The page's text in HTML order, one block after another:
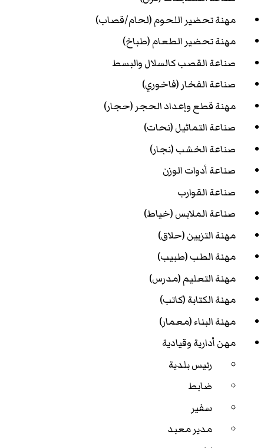
مهنة تحضير اللحوم (لحام/قصاب)
مهنة تحضير الطعام (طباخ)
صناعة القصب كالسلال والبسط
صناعة الفخار (فاخوري)
مهنة قطع وإعداد الحجر (حجار)
صناعة التماثيل (نحات)
صناعة الخشب (نجار)
صناعة أدوات الوزن
صناعة القوارب
صناعة الملابس (خياط)
مهنة التزيين (حلاق)
مهنة الطب (طبيب)
مهنة التعليم (مدرس)
مهنة الكتابة (كاتب)
مهنة البناء (معمار)
مهن أدارية وقيادية
رئيس بلدية
ضابط
سفير
مدير معبد